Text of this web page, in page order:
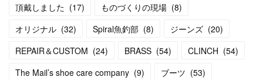
頂戴しました (17) ものづくりの現場 (8)
オリジナル (32) Spiral魚釣部 (8) ジーンズ (20)
REPAIR＆CUSTOM (24) BRASS (54) CLINCH (54)
The Mail’s shoe care company (9) ブーツ (53)